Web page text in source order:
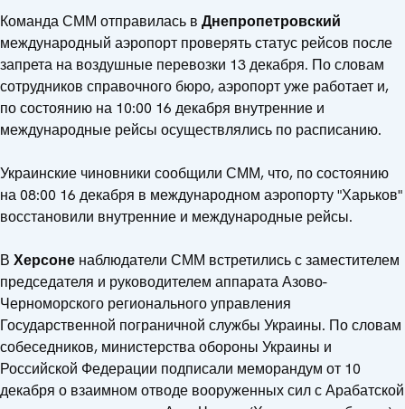
Команда СММ отправилась в Днепропетровский
международный аэропорт проверять статус рейсов после
запрета на воздушные перевозки 13 декабря. По словам
сотрудников справочного бюро, аэропорт уже работает и,
по состоянию на 10:00 16 декабря внутренние и
международные рейсы осуществлялись по расписанию.
Украинские чиновники сообщили СММ, что, по состоянию
на 08:00 16 декабря в международном аэропорту "Харьков"
восстановили внутренние и международные рейсы.
В Херсоне наблюдатели СММ встретились с заместителем
председателя и руководителем аппарата Азово-
Черноморского регионального управления
Государственной пограничной службы Украины. По словам
собеседников, министерства обороны Украины и
Российской Федерации подписали меморандум от 10
декабря о взаимном отводе вооруженных сил с Арабатской